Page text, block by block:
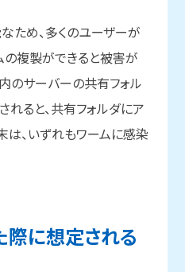
ため、多くのユーザーが
の複製ができると被害が
のサーバーの共有フォル
ると、共有フォルダにア
は、いずれもワームに感染
際に想定される